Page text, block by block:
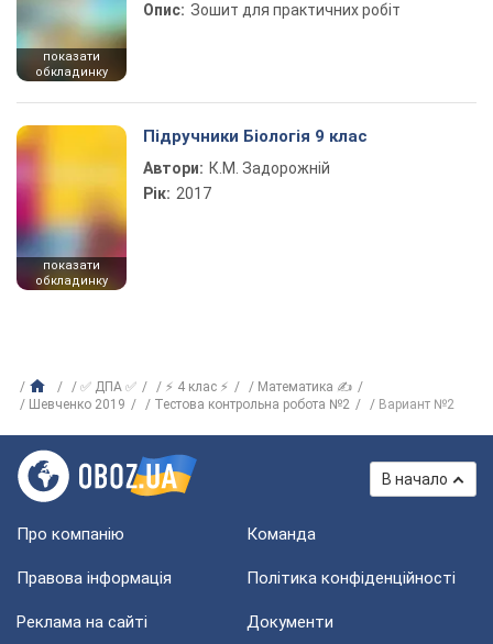
показати
обкладинку
Опис: Зошит для практичних робіт
показати
обкладинку
Підручники Біологія 9 клас
Автори: К.М. Задорожній
Рік: 2017
✅ ДПА ✅ ⚡ 4 клас ⚡
Математика ✍
Шевченко 2019
Тестова контрольна робота №2 Вариант №2
В начало
Про компанію Команда
Правова інформація Політика конфіденційності
Реклама на сайті Документи